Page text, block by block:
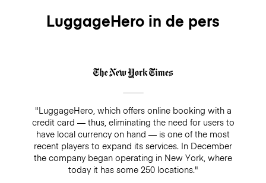
LuggageHero in de pers
"LuggageHero, which offers online booking with a
credit card — thus, eliminating the need for users to
have local currency on hand — is one of the most
recent players to expand its services. In December
the company began operating in New York, where
today it has some 250 locations."